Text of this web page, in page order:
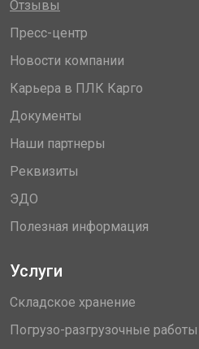
Отзывы
Пресс-центр
Новости компании
Карьера в ПЛК Карго
Документы
Наши партнеры
Реквизиты
ЭДО
Полезная информация
Услуги
Складское хранение
Погрузо-разгрузочные работы